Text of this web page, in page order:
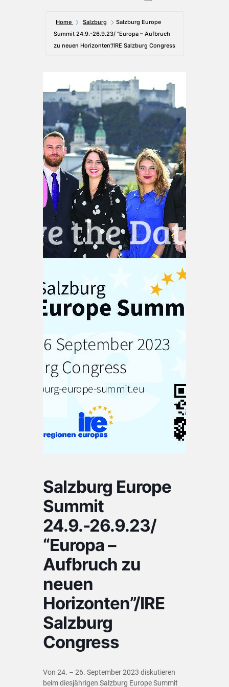
Home Salzburg
Salzburg Europe
Summit 24.9.-26.9.23/ “Europa – Aufbruch
zu neuen Horizonten”/IRE Salzburg Congress
Salzburg Europe
Summit
24.9.-26.9.23/
“Europa –
Aufbruch zu
neuen
Horizonten”/IRE
Salzburg
Congress
Von 24. – 26. September 2023 diskutieren
beim diesjährigen Salzburg Europe Summit